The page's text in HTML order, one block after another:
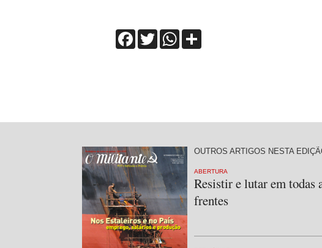
FacebookTwitterWhatsApp
OUTROS ARTIGOS NESTA
ABERTURA
Resistir e lutar em todas
frentes